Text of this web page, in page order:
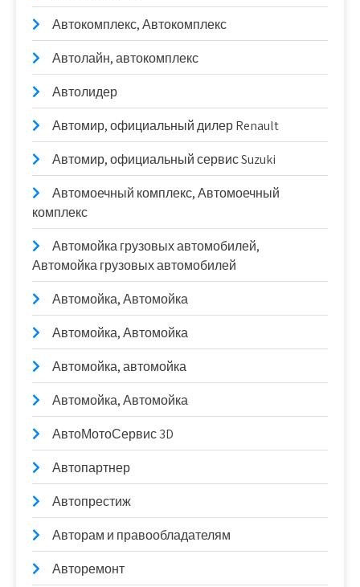
Автокомплекс, Автокомплекс
Автолайн, автокомплекс
Автолидер
Автомир, официальный дилер Renault
Автомир, официальный сервис Suzuki
Автомоечный комплекс, Автомоечный
комплекс
Автомойка грузовых автомобилей,
Автомойка грузовых автомобилей
Автомойка, Автомойка
Автомойка, Автомойка
Автомойка, автомойка
Автомойка, Автомойка
АвтоМотоСервис 3D
Автопартнер
Автопрестиж
Авторам и правообладателям
Авторемонт